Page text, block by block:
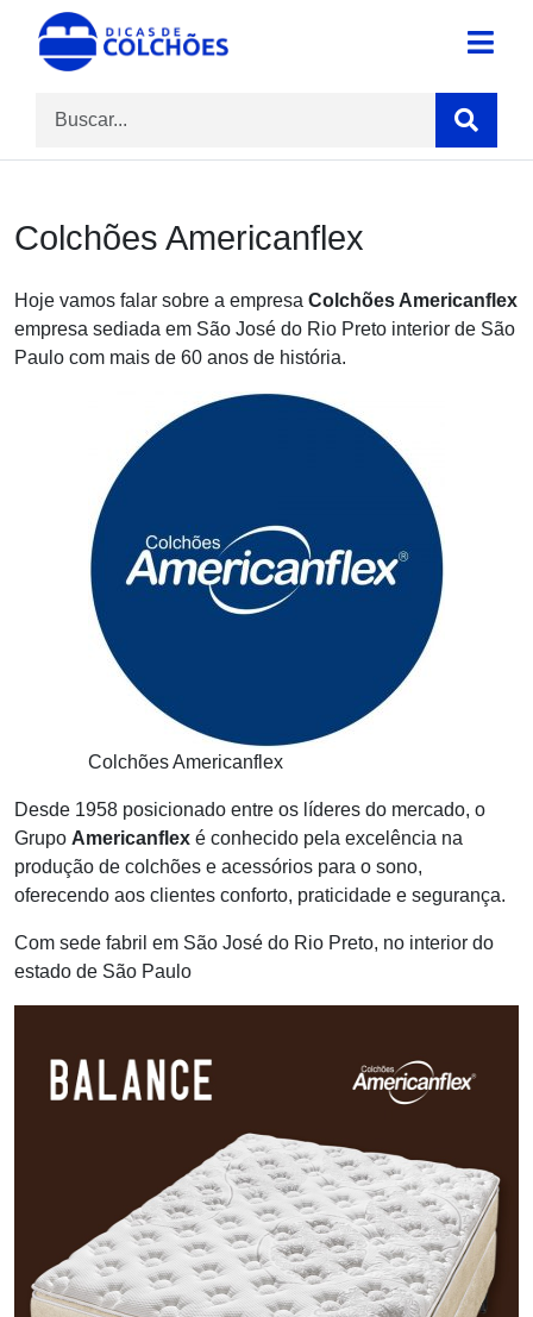
content
Dicas de Colchões
Site para Dicas de Colchões e reviews
Colchões Americanflex
Hoje vamos falar sobre a empresa Colchões Americanflex
empresa sediada em São José do Rio Preto interior de São
Paulo com mais de 60 anos de história.
Colchões Americanflex
Desde 1958 posicionado entre os líderes do mercado, o
Grupo Americanflex é conhecido pela excelência na
produção de colchões e acessórios para o sono,
oferecendo aos clientes conforto, praticidade e segurança.
Com sede fabril em São José do Rio Preto, no interior do
estado de São Paulo